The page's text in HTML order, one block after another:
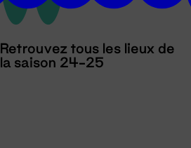
Retrouvez tous les lieux de
la saison 24-25